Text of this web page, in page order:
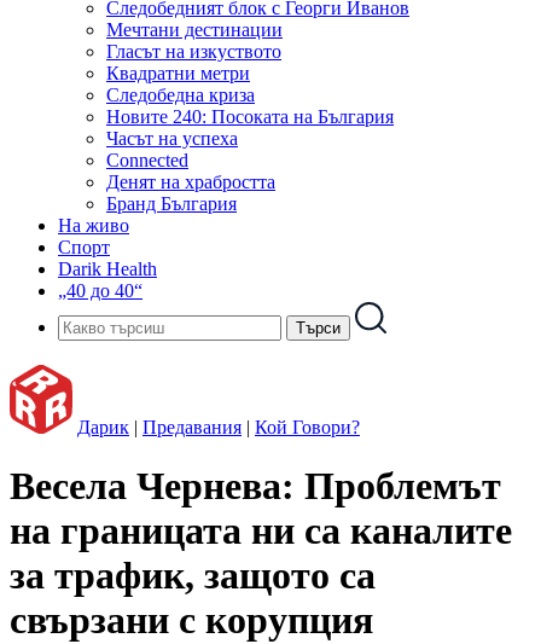
Следобедният блок с Георги Иванов
Мечтани дестинации
Гласът на изкуството
Квадратни метри
Следобедна криза
Новите 240: Посоката на България
Часът на успеха
Connected
Денят на храбростта
Бранд България
На живо
Спорт
Darik Health
„40 до 40“
Дарик | Предавания | Кой Говори?
Весела Чернева: Проблемът
на границата ни са каналите
за трафик, защото са
свързани с корупция